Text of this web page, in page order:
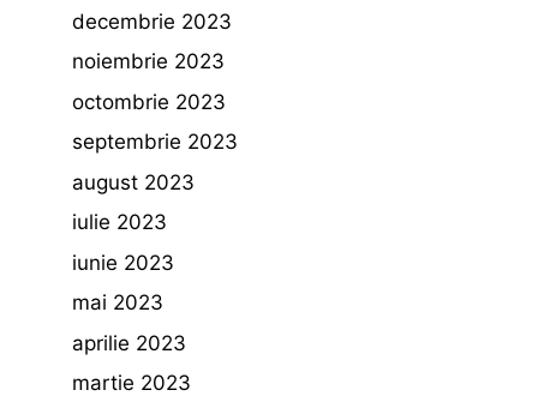
decembrie 2023
noiembrie 2023
octombrie 2023
septembrie 2023
august 2023
iulie 2023
iunie 2023
mai 2023
aprilie 2023
martie 2023